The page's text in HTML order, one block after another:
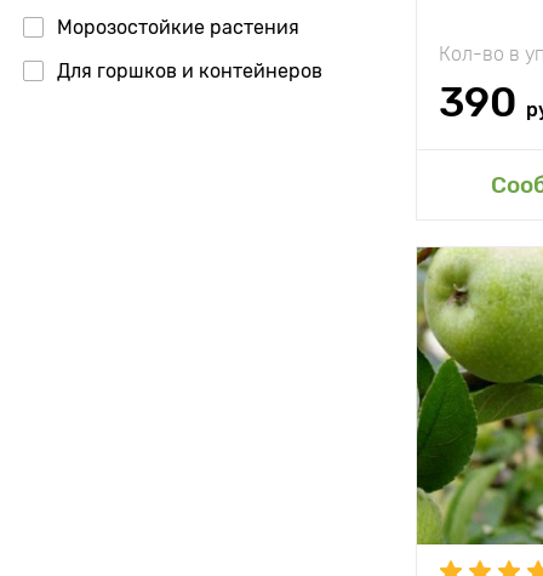
Морозостойкие растения
Для горшков и контейнеров
Кол-во в
390